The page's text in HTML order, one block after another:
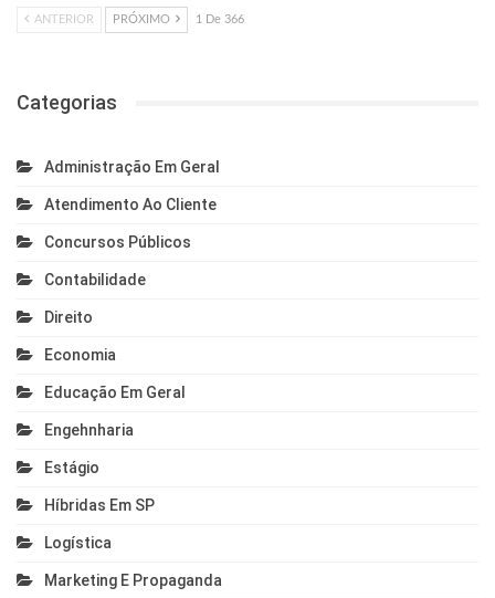
ANTERIOR PRÓXIMO 1 De 366
Categorias
Administração Em Geral
Atendimento Ao Cliente
Concursos Públicos
Contabilidade
Direito
Economia
Educação Em Geral
Engehnharia
Estágio
Híbridas Em SP
Logística
Marketing E Propaganda